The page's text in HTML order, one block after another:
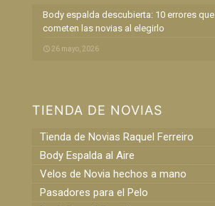
Body espalda descubierta: 10 errores que
cometen las novias al elegirlo
26 mayo, 2026
TIENDA DE NOVIAS
Tienda de Novias Raquel Ferreiro
Body Espalda al Aire
Velos de Novia hechos a mano
Pasadores para el Pelo